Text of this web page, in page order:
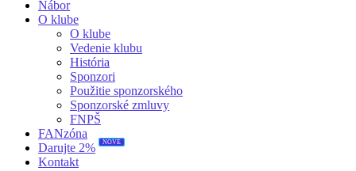
Nábor
O klube
O klube
Vedenie klubu
História
Sponzori
Použitie sponzorského
Sponzorské zmluvy
FNPŠ
FANzóna
Darujte 2%
NOVÉ
Kontakt